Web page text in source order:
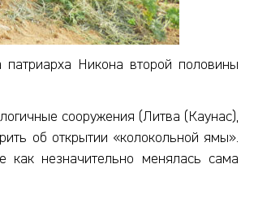
патриарха Никона второй половины
сооружения (Литва (Каунас),
об открытии «колокольной ямы».
как незначительно менялась сама